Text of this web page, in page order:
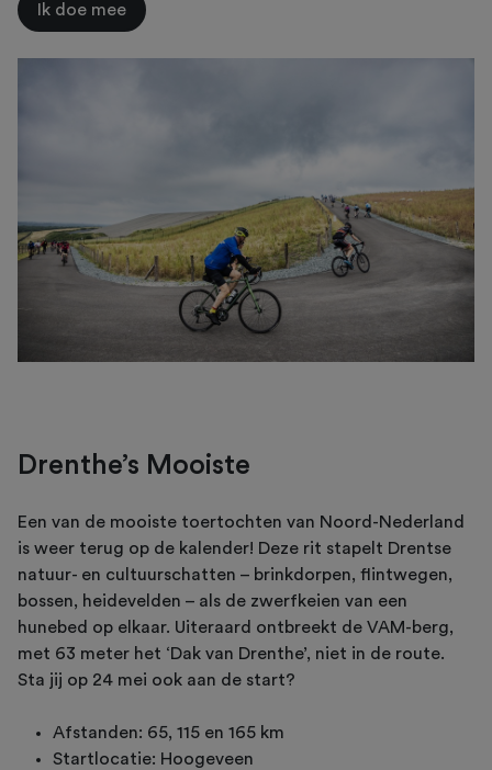
Ik doe mee
Drenthe’s Mooiste
Een van de mooiste toertochten van Noord-Nederland
is weer terug op de kalender! Deze rit stapelt Drentse
natuur- en cultuurschatten – brinkdorpen, flintwegen,
bossen, heidevelden – als de zwerfkeien van een
hunebed op elkaar. Uiteraard ontbreekt de VAM-berg,
met 63 meter het ‘Dak van Drenthe’, niet in de route.
Sta jij op 24 mei ook aan de start?
Afstanden: 65, 115 en 165 km
Startlocatie: Hoogeveen